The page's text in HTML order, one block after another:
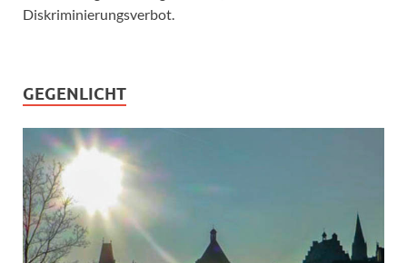
Diskriminierungsverbot.
GEGENLICHT